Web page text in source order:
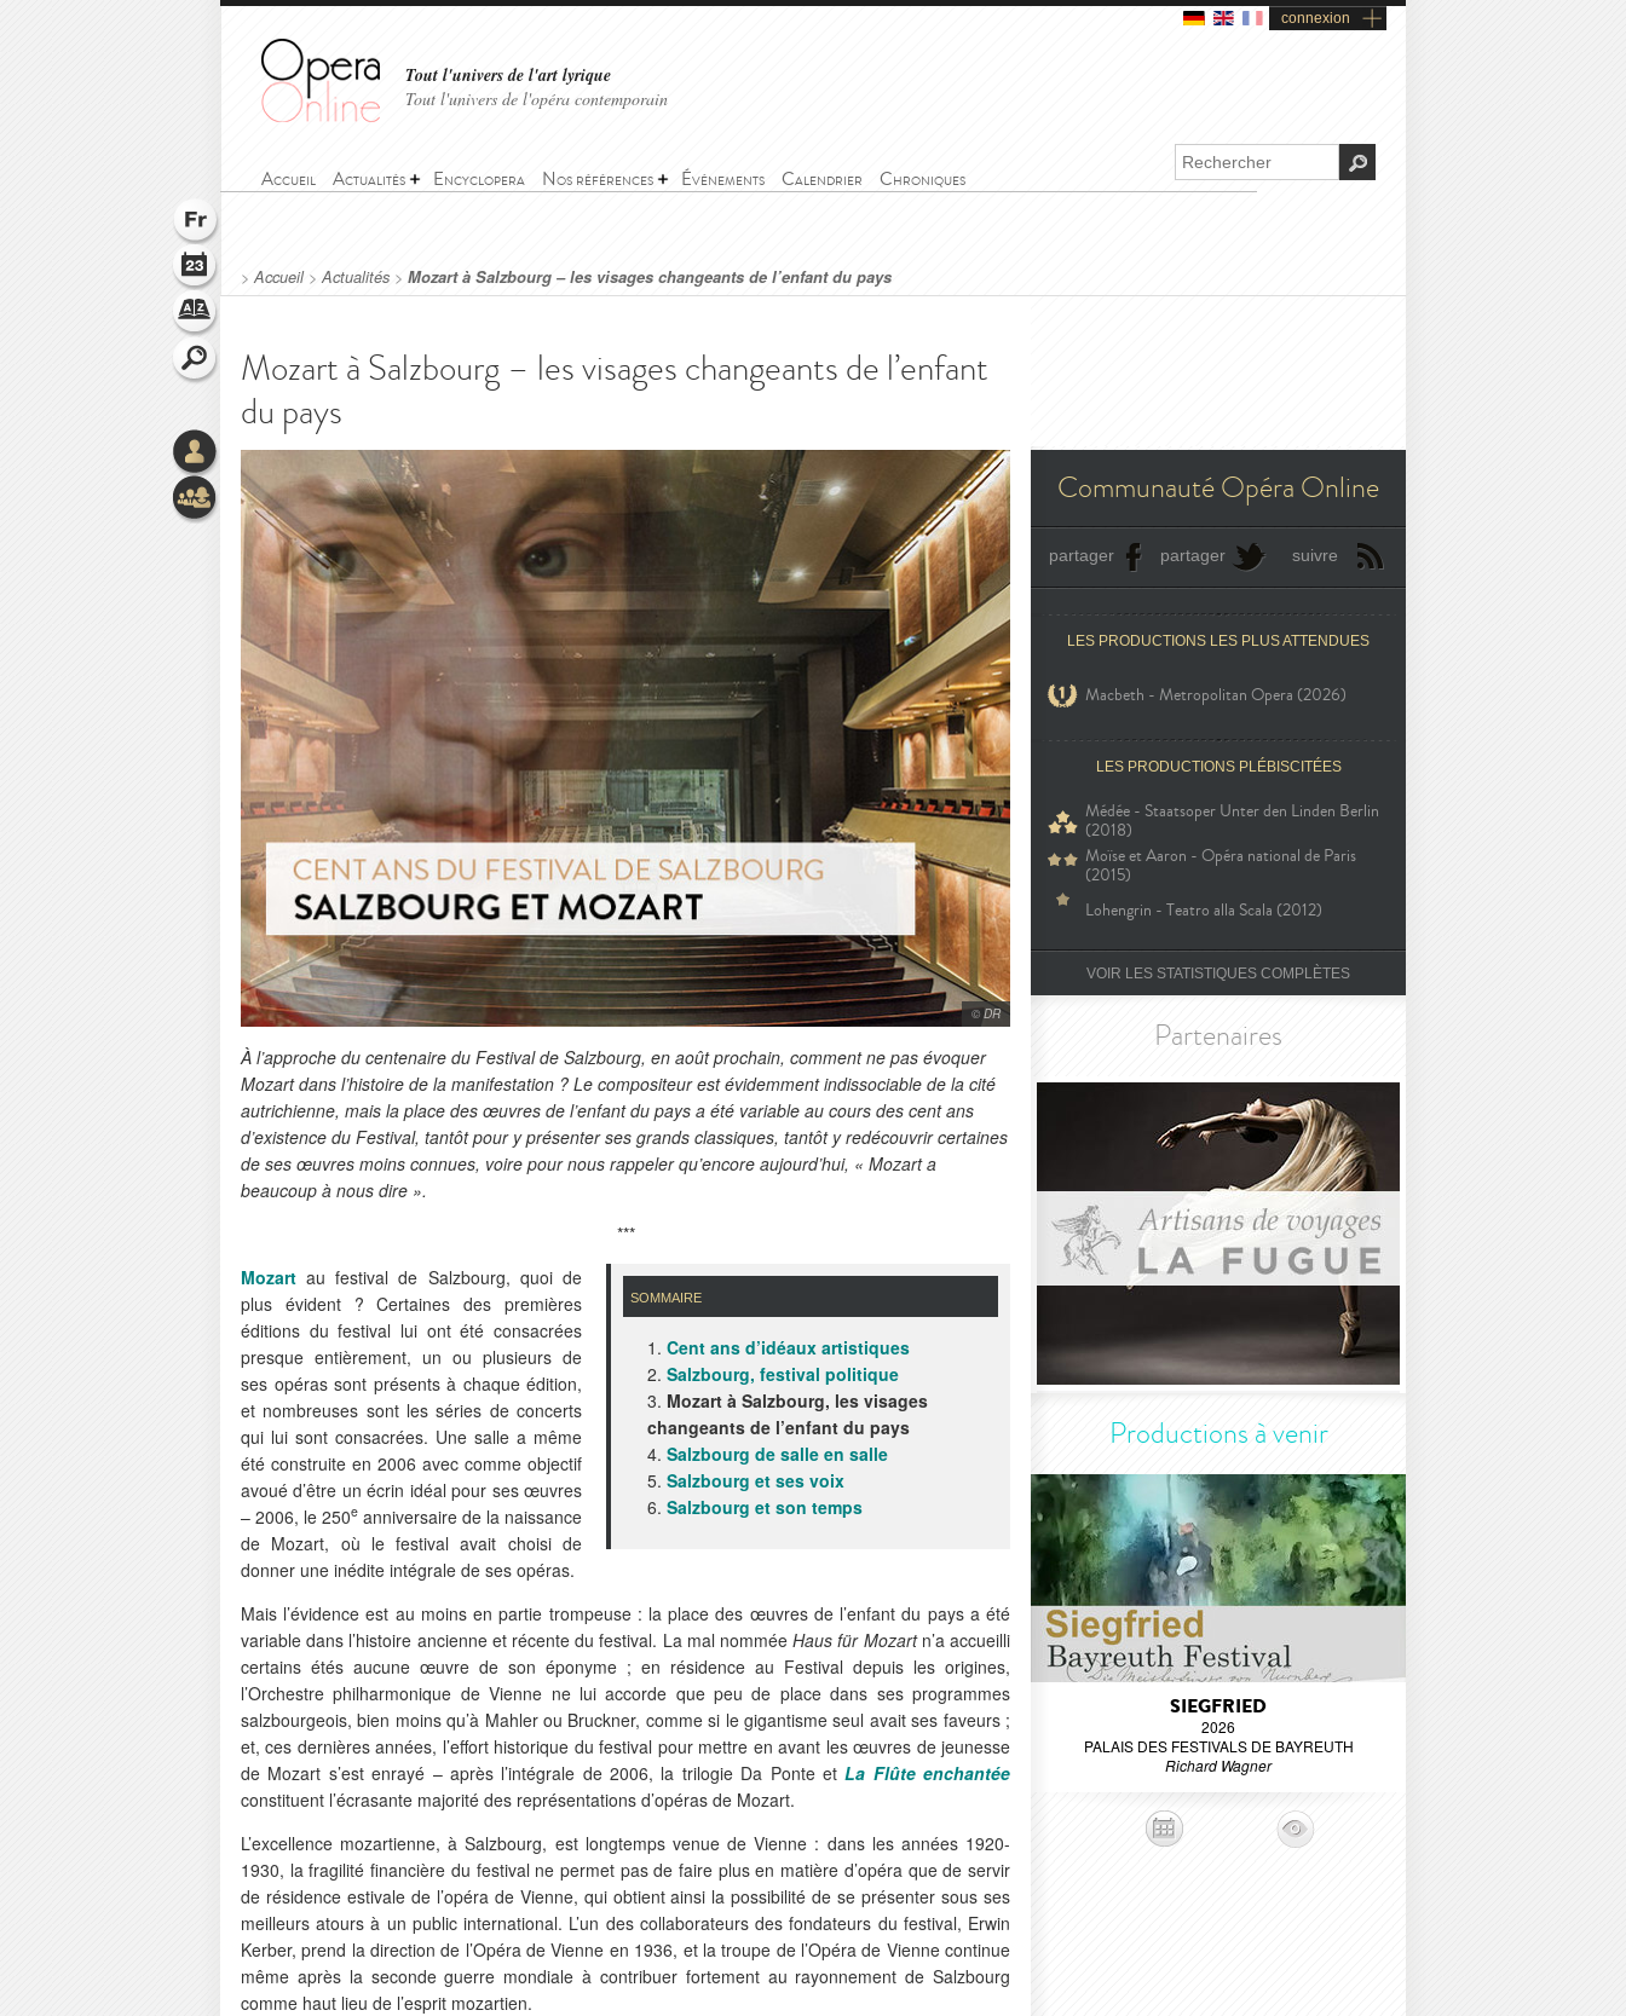
connexion
Tout l'univers de l'art lyrique
Tout l'univers de l'opéra contemporain
Accueil Actualités Encyclopera Nos références Événements Calendrier Chroniques
>Accueil>Actualités > Mozart à Salzbourg – les visages changeants de l’enfant du pays
Mozart à Salzbourg – les visages changeants de l’enfant
du pays
© DR
À l’approche du centenaire du Festival de Salzbourg, en août prochain, comment ne pas évoquer
Mozart dans l’histoire de la manifestation ? Le compositeur est évidemment indissociable de la cité
autrichienne, mais la place des œuvres de l’enfant du pays a été variable au cours des cent ans
d’existence du Festival, tantôt pour y présenter ses grands classiques, tantôt y redécouvrir certaines
de ses œuvres moins connues, voire pour nous rappeler qu’encore aujourd’hui, « Mozart a
beaucoup à nous dire ».
***
sommaire
1. Cent ans d’idéaux artistiques
2. Salzbourg, festival politique
3. Mozart à Salzbourg, les visages
changeants de l’enfant du pays
4. Salzbourg de salle en salle
5. Salzbourg et ses voix
6. Salzbourg et son temps
Mozart au festival de Salzbourg, quoi de
plus évident ? Certaines des premières
éditions du festival lui ont été consacrées
presque entièrement, un ou plusieurs de
ses opéras sont présents à chaque édition,
et nombreuses sont les séries de concerts
qui lui sont consacrées. Une salle a même
été construite en 2006 avec comme objectif
avoué d’être un écrin idéal pour ses œuvres
– 2006, le 250e anniversaire de la naissance
de Mozart, où le festival avait choisi de
donner une inédite intégrale de ses opéras.
Mais l’évidence est au moins en partie trompeuse : la place des œuvres de l’enfant du pays a été
variable dans l’histoire ancienne et récente du festival. La mal nomméeHaus für Mozartn’a accueilli
certains étés aucune œuvre de son éponyme ; en résidence au Festival depuis les origines,
l’Orchestre philharmonique de Vienne ne lui accorde que peu de place dans ses programmes
salzbourgeois, bien moins qu’à Mahler ou Bruckner, comme si le gigantisme seul avait ses faveurs ;
et, ces dernières années, l’effort historique du festival pour mettre en avant les œuvres de jeunesse
de Mozart s’est enrayé – après l’intégrale de 2006, la trilogie Da Ponte etLa Flûte enchantée
constituent l’écrasante majorité des représentations d’opéras de Mozart.
L’excellence mozartienne, à Salzbourg, est longtemps venue de Vienne : dans les années 1920-
1930, la fragilité financière du festival ne permet pas de faire plus en matière d’opéra que de servir
de résidence estivale de l’opéra de Vienne, qui obtient ainsi la possibilité de se présenter sous ses
meilleurs atours à un public international. L’un des collaborateurs des fondateurs du festival, Erwin
Kerber, prend la direction de l’Opéra de Vienne en 1936, et la troupe de l’Opéra de Vienne continue
même après la seconde guerre mondiale à contribuer fortement au rayonnement de Salzbourg
comme haut lieu de l’esprit mozartien.
Communauté Opéra Online
partager partager suivre
LES PRODUCTIONS LES PLUS ATTENDUES
Macbeth - Metropolitan Opera (2026)
LES PRODUCTIONS PLÉBISCITÉES
Médée - Staatsoper Unter den Linden Berlin
(2018)
Moïse et Aaron - Opéra national de Paris
(2015)
Lohengrin - Teatro alla Scala (2012)
VOIR LES STATISTIQUES COMPLÈTES
Partenaires
Productions à venir
SIEGFRIED
2026
PALAIS DES FESTIVALS DE BAYREUTH
Richard Wagner